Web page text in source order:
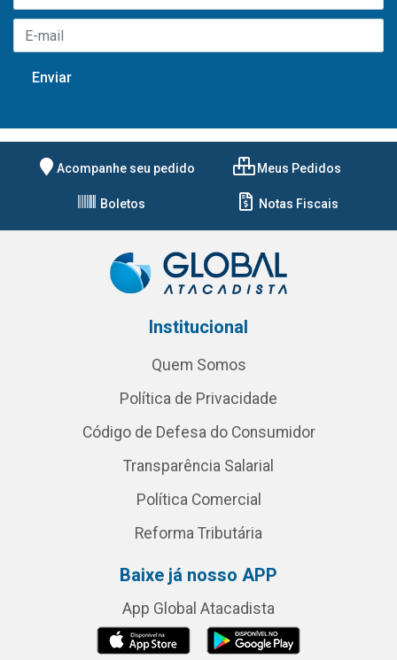
Acompanhe seu pedido Meus Pedidos
Boletos Notas Fiscais
Institucional
Quem Somos
Política de Privacidade
Código de Defesa do Consumidor
Transparência Salarial
Política Comercial
Reforma Tributária
Baixe já nosso APP
App Global Atacadista